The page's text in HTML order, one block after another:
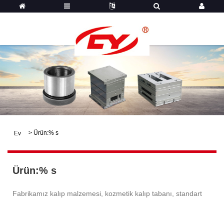
Ev > Ürün:% s
Ürün:% s
Fabrikamız kalıp malzemesi, kozmetik kalıp tabanı, standart